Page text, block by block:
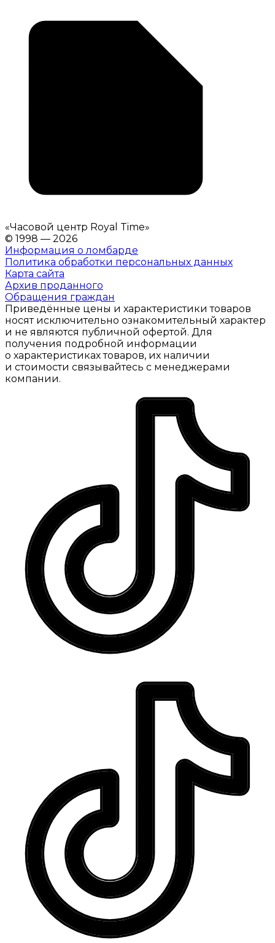
«Часовой центр Royal Time»
© 1998 — 2026
Информация о ломбарде
Политика обработки персональных данных
Карта сайта
Архив проданного
Обращения граждан
Приведённые цены и характеристики товаров
носят исключительно ознакомительный характер
и не являются публичной офертой. Для
получения подробной информации
о характеристиках товаров, их наличии
и стоимости связывайтесь с менеджерами
компании.